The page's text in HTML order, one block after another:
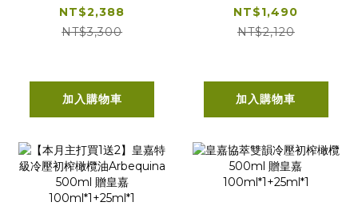
榨橄欖油500ml任
選2入贈100ml*1
NT$2,388
NT$3,300
加入購物車
榨橄欖油Picual
500ml贈皇嘉
NT$1,490
NT$2,120
加入購物車